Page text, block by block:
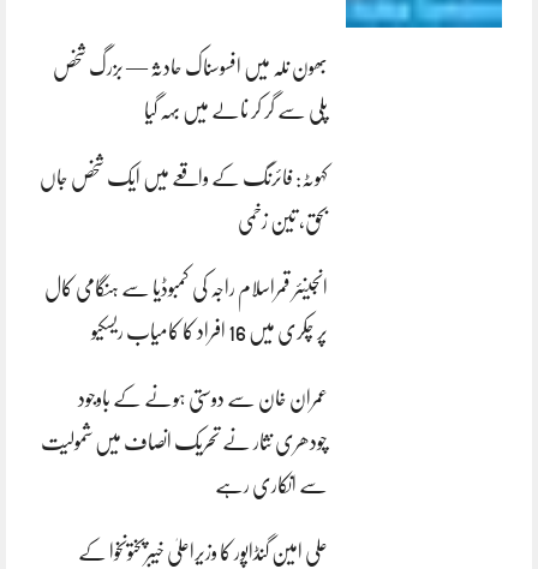
بھون نلہ میں افسوسناک حادثہ — بزرگ شخص
پلی سے گر کر نالے میں بہہ گیا
کہوٹہ: فائرنگ کے واقعے میں ایک شخص جاں
بحق، تین زخمی
انجینئر قمراسلام راجہ کی کمبوڈیا سے ہنگامی کال
پر چکری میں 16 افراد کا کامیاب ریسکیو
عمران خان سے دوستی ہونے کے باوجود
چودھری نثار نے تحریک انصاف میں شمولیت
سے انکاری رہے
علی امین گنڈاپور کا وزیراعلیٰ خیبرپختونخوا کے